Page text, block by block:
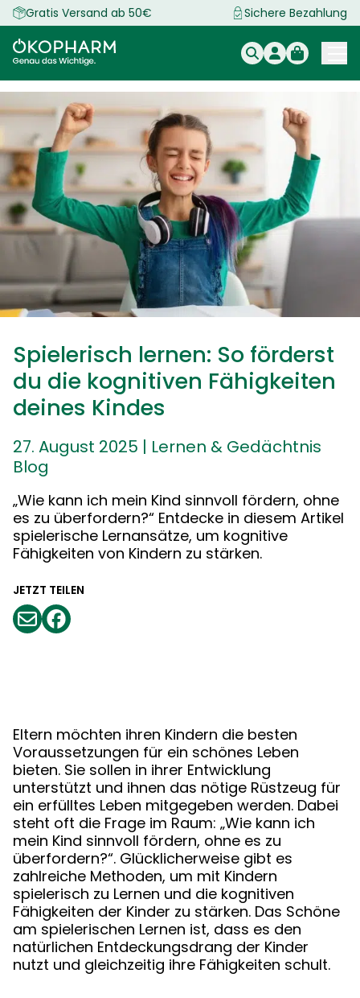
Zum
Inhalt
springen
Gratis Versand ab 50€ Sichere Bezahlung
Spielerisch lernen: So förderst
du die kognitiven Fähigkeiten
deines Kindes
27. August 2025 | Lernen & Gedächtnis
Blog
„Wie kann ich mein Kind sinnvoll fördern, ohne
es zu überfordern?“ Entdecke in diesem Artikel
spielerische Lernansätze, um kognitive
Fähigkeiten von Kindern zu stärken.
JETZT TEILEN
Eltern möchten ihren Kindern die besten
Voraussetzungen für ein schönes Leben
bieten. Sie sollen in ihrer Entwicklung
unterstützt und ihnen das nötige Rüstzeug für
ein erfülltes Leben mitgegeben werden. Dabei
steht oft die Frage im Raum: „Wie kann ich
mein Kind sinnvoll fördern, ohne es zu
überfordern?“. Glücklicherweise gibt es
zahlreiche Methoden, um mit Kindern
spielerisch zu Lernen und die kognitiven
Fähigkeiten der Kinder zu stärken. Das Schöne
am spielerischen Lernen ist, dass es den
natürlichen Entdeckungsdrang der Kinder
nutzt und gleichzeitig ihre Fähigkeiten schult.